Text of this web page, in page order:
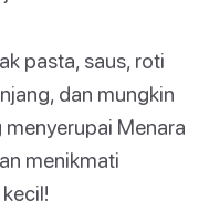
pasta, saus, roti
dan mungkin
Menara
menikmati